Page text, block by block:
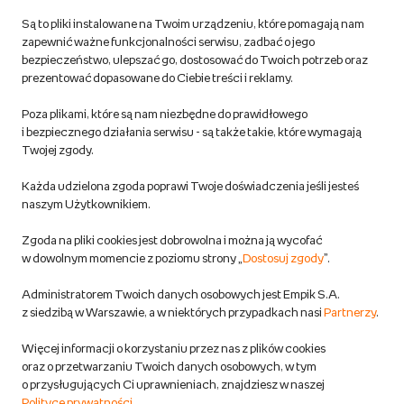
Regulamin empik.com
Pozostałe Regulaminy Empiku
Polityka prywatności empik.com
produktów niebezpiecznych
Dostosuj zgody
Polityka prywatności empik
Raty u partnerów Empiku
Są to pliki instalowane na Twoim urządzeniu, które pomagają nam
zapewnić ważne funkcjonalności serwisu, zadbać o jego
bezpieczeństwo, ulepszać go, dostosować do Twoich potrzeb oraz
prezentować dopasowane do Ciebie treści i reklamy.
Poza plikami, które są nam niezbędne do prawidłowego
i bezpiecznego działania serwisu - są także takie, które wymagają
Twojej zgody.
Każda udzielona zgoda poprawi Twoje doświadczenia jeśli jesteś
naszym Użytkownikiem.
Zgoda na pliki cookies jest dobrowolna i można ją wycofać
w dowolnym momencie z poziomu strony „ Dostosuj zgody”.
Administratorem Twoich danych osobowych jest Empik S.A.
z siedzibą w Warszawie, a w niektórych przypadkach nasi Partnerzy.
Więcej informacji o korzystaniu przez nas z plików cookies
oraz o przetwarzaniu Twoich danych osobowych, w tym
o przysługujących Ci uprawnieniach, znajdziesz w naszej